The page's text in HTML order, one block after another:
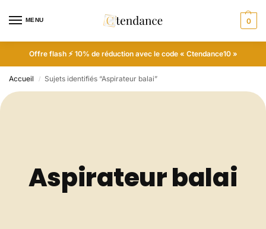
MENU 0
Offre flash ⚡ 10% de réduction avec le code « Ctendance10 »
Accueil / Sujets identifiés “Aspirateur balai”
Aspirateur balai